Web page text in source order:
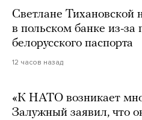
Светлане Тихановской
в польском банке из-за
белорусского паспорта
12 часов назад
«К НАТО возникает
Залужный заявил, что